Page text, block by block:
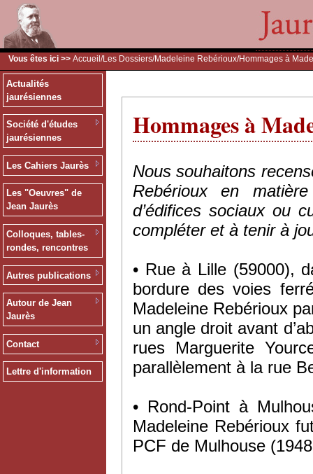
Vous êtes ici >> Accueil /Les Dossiers/Madeleine Rebérioux/Hommages à
Actualités
jaurésiennes
Société d'études
jaurésiennes
Les Cahiers Jaurès
Les "Oeuvres" de
Jean Jaurès
Colloques, tables-
rondes, rencontres
Autres publications
Autour de Jean
Jaurès
Contact
Lettre d'information
Hommages à
Nous souhaitons
Rebérioux en
d’édifices sociaux ou
compléter et à tenir à
• Rue à Lille (59000),
bordure des voies
Madeleine Rebérioux
un angle droit avant
rues Marguerite
parallèlement à la rue
• Rond-Point à
Madeleine Rebérioux
PCF de Mulhouse